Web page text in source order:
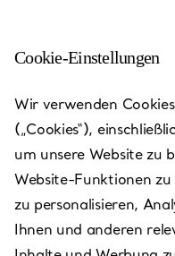
Paris - Rue
Heute bis 19:00
VEREINBAREN
Cookie-Einstellungen
Wir verwenden
(„Cookies“),
um unsere Website zu
Website-Funktionen
zu personalisieren,
Ihnen und anderen